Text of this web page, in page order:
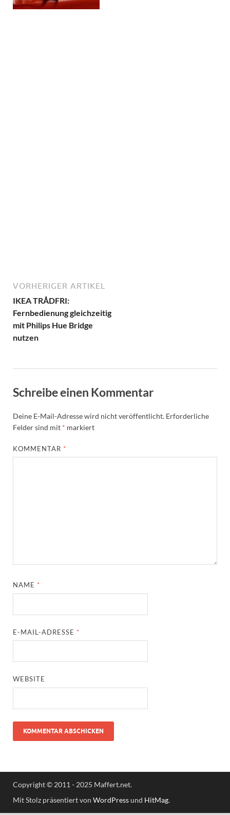
VORHERIGER ARTIKEL
IKEA TRÅDFRI:
Fernbedienung gleichzeitig
mit Philips Hue Bridge
nutzen
Schreibe einen Kommentar
Deine E-Mail-Adresse wird nicht veröffentlicht. Erforderliche
Felder sind mit * markiert
KOMMENTAR *
NAME *
E-MAIL-ADRESSE *
WEBSITE
Copyright © 2011 - 2025 Maffert.net.
Mit Stolz präsentiert von WordPressund HitMag.